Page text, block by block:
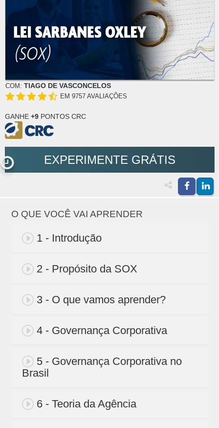
COM: TIAGO DE VASCONCELOS
EM 9757 AVALIAÇÕES
GANHE +9 PONTOS CRC
EXPERIMENTE GRÁTIS
O QUE VOCÊ VAI APRENDER
1 - Introdução
2 - Propósito da SOX
3 - O que vamos aprender?
4 - Governança Corporativa
5 - Governança Corporativa no
Brasil
6 - Teoria da Agência